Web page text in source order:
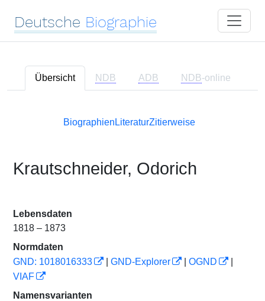
Deutsche Biographie
Übersicht NDB ADB NDB-online
Biographien LiteraturZitierweise
Krautschneider, Odorich
Lebensdaten
1818 – 1873
Normdaten
GND: 1018016333
GND-Explorer OGND
VIAF
Namensvarianten